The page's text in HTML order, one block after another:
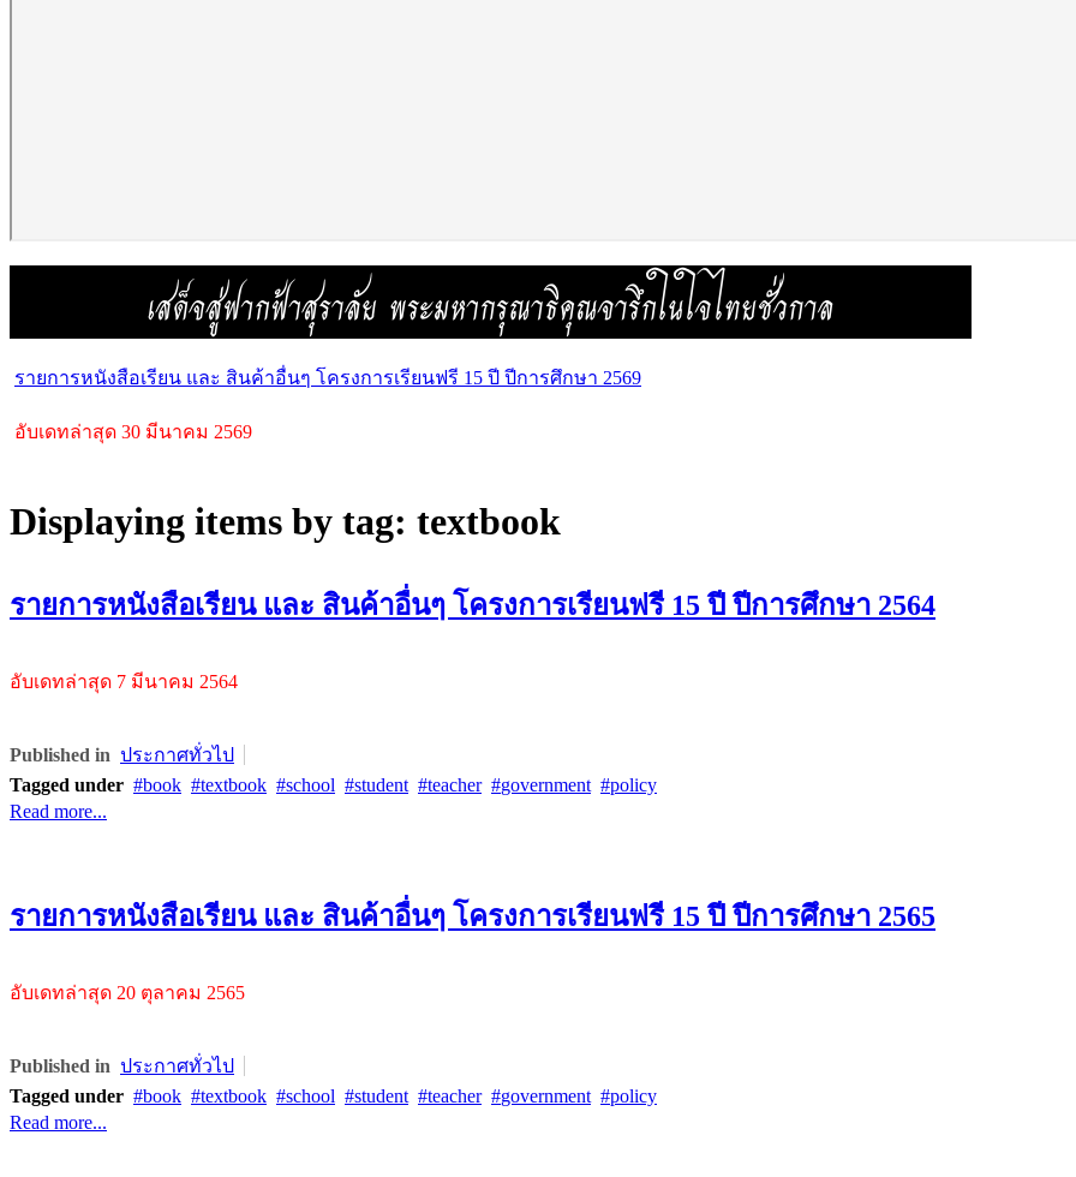
รายการหนังสือเรียน และ สินค้าอื่นๆ โครงการเรียนฟรี 15 ปี ปีการศึกษา 2569
อับเดทล่าสุด 30 มีนาคม 2569
Displaying items by tag: textbook
รายการหนังสือเรียน และ สินค้าอื่นๆ โครงการเรียนฟรี 15 ปี ปีการศึกษา 2564
อับเดทล่าสุด 7 มีนาคม 2564
Published in ประกาศทั่วไป
Tagged under
book textbook school student teacher government
policy
Read more...
รายการหนังสือเรียน และ สินค้าอื่นๆ โครงการเรียนฟรี 15 ปี ปีการศึกษา 2565
อับเดทล่าสุด 20 ตุลาคม 2565
Published in ประกาศทั่วไป
Tagged under
book textbook school student teacher government
policy
Read more...